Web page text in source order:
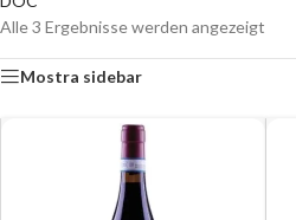
Alle 3 Ergebnisse werden angezeigt
Mostra sidebar